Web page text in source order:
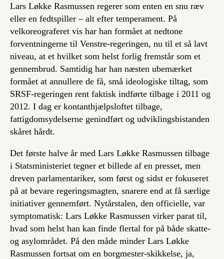
Lars Løkke Rasmussen regerer som enten en snu ræv
eller en fedtspiller – alt efter temperament. På
velkoreograferet vis har han formået at nedtone
forventningerne til Venstre-regeringen, nu til et så lavt
niveau, at et hvilket som helst forlig fremstår som et
gennembrud. Samtidig har han næsten ubemærket
formået at annullere de få, små ideologiske tiltag, som
SRSF-regeringen rent faktisk indførte tilbage i 2011 og
2012. I dag er kontanthjælpsloftet tilbage,
fattigdomsydelserne genindført og udviklingsbistanden
skåret hårdt.
Det første halve år med Lars Løkke Rasmussen tilbage
i Statsministeriet tegner et billede af en presset, men
dreven parlamentariker, som først og sidst er fokuseret
på at bevare regeringsmagten, snarere end at få særlige
initiativer gennemført. Nytårstalen, den officielle, var
symptomatisk: Lars Løkke Rasmussen virker parat til,
hvad som helst han kan finde flertal for på både skatte-
og asylområdet. På den måde minder Lars Løkke
Rasmussen fortsat om en borgmester-skikkelse, ja,